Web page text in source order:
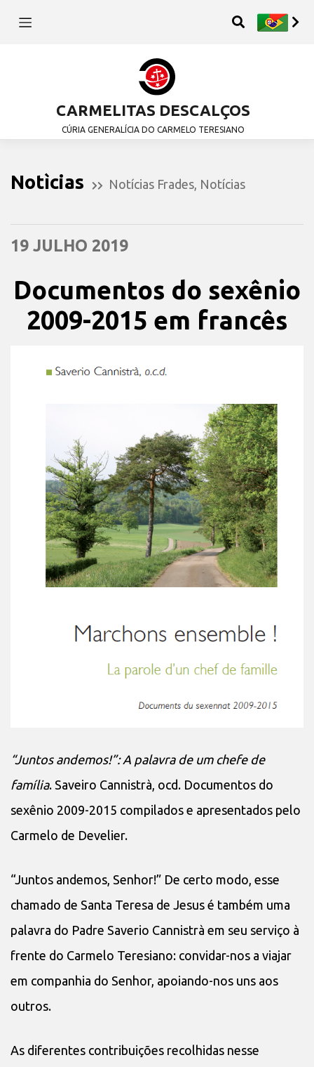
CARMELITAS DESCALÇOS
CÚRIA GENERALÍCIA DO CARMELO TERESIANO
Notìcias Notícias Frades Notícias
19 JULHO 2019
Documentos do sexênio
2009-2015 em francês
“Juntos andemos!”: A palavra de um chefe de
família. Saveiro Cannistrà, ocd. Documentos do
sexênio 2009-2015 compilados e apresentados pelo
Carmelo de Develier.
“Juntos andemos, Senhor!” De certo modo, esse
chamado de Santa Teresa de Jesus é também uma
palavra do Padre Saverio Cannistrà em seu serviço à
frente do Carmelo Teresiano: convidar-nos a viajar
em companhia do Senhor, apoiando-nos uns aos
outros.
As diferentes contribuições recolhidas nesse